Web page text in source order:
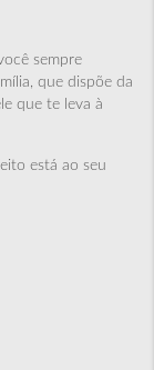
sempre
que dispõe da
que te leva à
está ao seu